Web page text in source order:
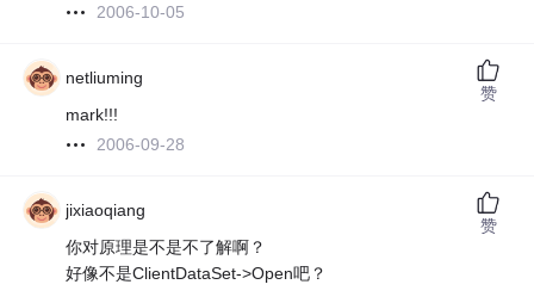
2006-10-05
netliuming
mark!!!
2006-09-28
赞
jixiaoqiang
你对原理是不是不了解啊？
好像不是ClientDataSet->Open吧？
赞